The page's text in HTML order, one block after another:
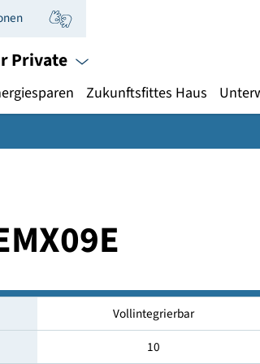
für Private
Energiesparen Zukunftsfittes Haus
Vollintegrierbar